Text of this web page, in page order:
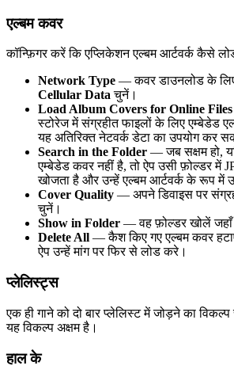
एल्बम कवर
कॉन्फ़िगर करें कि एप्लिकेशन एल्बम आर्टवर्क कैसे
Network Type — कवर डाउनलोड के
Cellular Dataचुनें।
Load Album Covers for Online Files
स्टोरेज में संग्रहीत फाइलों के लिए एम्बेडेड
यह अतिरिक्त नेटवर्क डेटा का उपयोग कर
Search in the Folder — जब सक्षम हो,
एम्बेडेड कवर नहीं है, तो ऐप उसी फ़ोल्डर में
खोजता है और उन्हें एल्बम आर्टवर्क के रूप में
Cover Quality — अपने डिवाइस पर
चुनें।
Show in Folder — वह फ़ोल्डर खोलें
Delete All — कैश किए गए एल्बम कवर
ऐप उन्हें मांग पर फिर से लोड करे।
प्लेलिस्ट्स
एक ही गाने को दो बार प्लेलिस्ट में जोड़ने का
यह विकल्प अक्षम है।
हाल के